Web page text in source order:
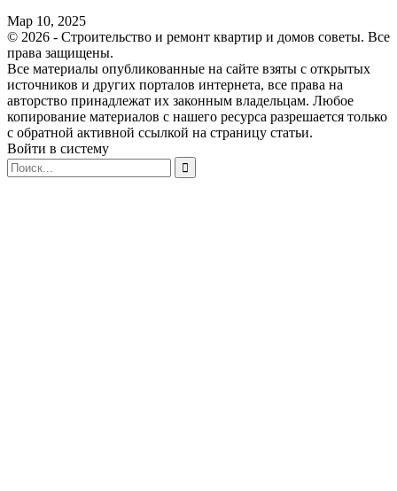
Мар 10, 2025
© 2026 - Строительство и ремонт квартир и домов советы. Все
права защищены.
Все материалы опубликованные на сайте взяты с открытых
источников и других порталов интернета, все права на
авторство принадлежат их законным владельцам. Любое
копирование материалов с нашего ресурса разрешается только
с обратной активной ссылкой на страницу статьи.
Войти в систему